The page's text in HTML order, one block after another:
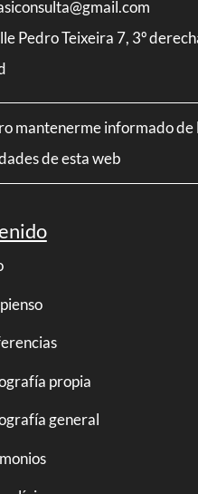
Pedro Teixeira 7, 3º
mantenerme informado de
de esta web
propia
general